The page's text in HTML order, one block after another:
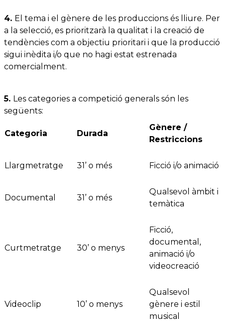
4. El tema i el gènere de les produccions és lliure. Per
a la selecció, es prioritzarà la qualitat i la creació de
tendències com a objectiu prioritari i que la producció
sigui inèdita i/o que no hagi estat estrenada
comercialment.
5. Les categories a competició generals són les
següents:
Categoria Durada
Gènere /
Restriccions
Llargmetratge 31’ o més Ficció i/o animació
Documental 31’ o més
Qualsevol àmbit i
temàtica
Curtmetratge 30’ o menys
Ficció,
documental,
animació i/o
videocreació
Videoclip 10’ o menys
Qualsevol
gènere i estil
musical